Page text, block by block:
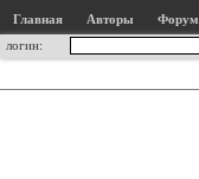
Главная Авторы
Форум
логин: